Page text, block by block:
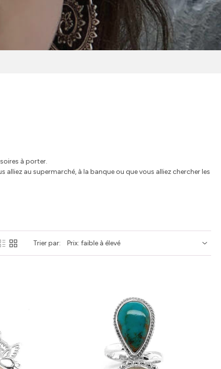
à porter.
au supermarché, à la banque ou que vous alliez chercher les
Trier par: